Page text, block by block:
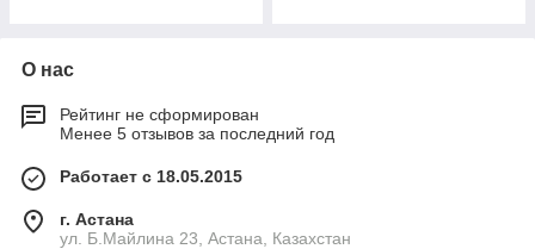
О нас
Рейтинг не сформирован
Менее 5 отзывов за последний год
Работает с 18.05.2015
г. Астана
ул. Б.Майлина 23, Астана, Казахстан